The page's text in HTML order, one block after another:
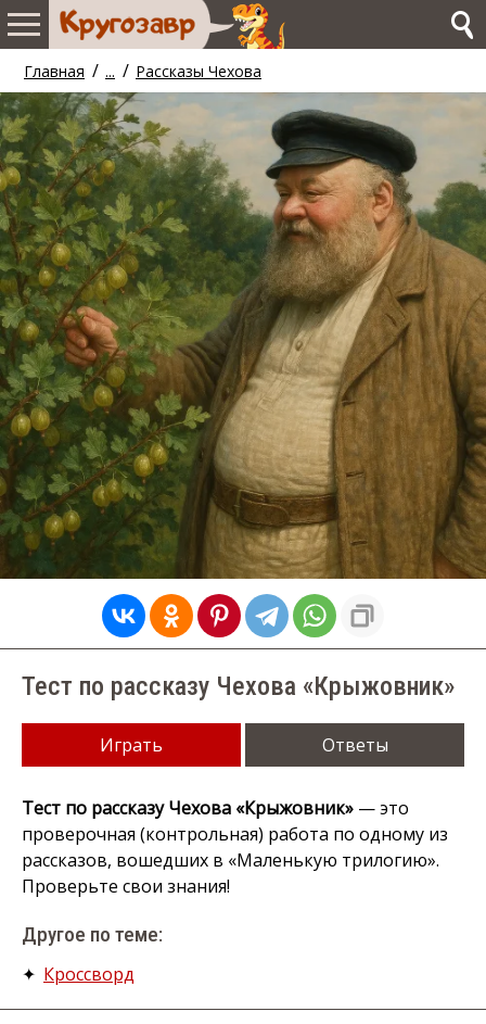
Главная / ... / Рассказы Чехова
Тест по рассказу Чехова «Крыжовник»
Играть Ответы
Тест по рассказу Чехова «Крыжовник» — это
проверочная (контрольная) работа по одному из
рассказов, вошедших в «Маленькую трилогию».
Проверьте свои знания!
Другое по теме:
✦ Кроссворд